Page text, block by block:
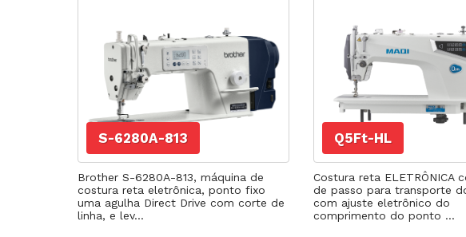
S-6280A-813
Brother S-6280A-813, máquina de
costura reta eletrônica, ponto fixo
uma agulha Direct Drive com corte de
linha, e lev...
Q5Ft-HL
Costura reta ELETRÔNICA
de passo para transporte
com ajuste eletrônico do
comprimento do ponto ...